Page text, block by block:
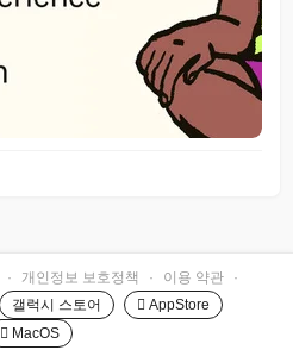
· 개인정보 보호정책 · 이용 약관
·
갤럭시 스토어
 AppStore
 MacOS